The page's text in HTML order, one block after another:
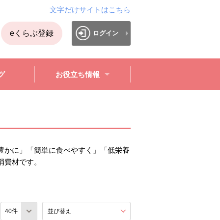
文字だけサイトはこちら
eくらぶ登録 ログイン
お役立ち情報
に」「簡単に食べやすく」「低栄養
材です。
並び替え